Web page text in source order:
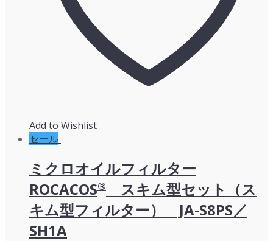
Add to Wishlist
セール
ミクロオイルフィルター
ROCACOS®
スキム型セット（ス
キム型フィルター） JA-S8PS／
SH1A